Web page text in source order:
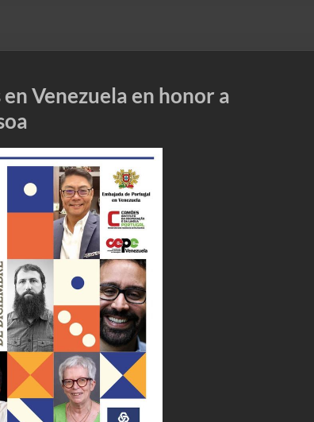
Venezuela en honor a